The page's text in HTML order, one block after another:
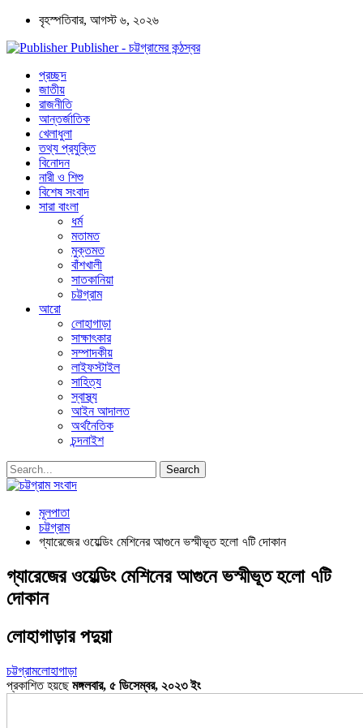
বৃহস্পতিবার, আগস্ট ৬, ২০২৬
Publisher - চট্টগ্রামের কন্ঠস্বর
প্রচ্ছদ
জাতীয়
রাজনীতি
আন্তর্জাতিক
খেলাধুলা
তথ্য প্রযুক্তি
বিনোদন
নারী ও শিশু
বিশেষ সংবাদ
সারা বাংলা
ধর্ম
মতামত
মুক্তমত
বাঁশখালী
সাতকানিয়া
চট্টগ্রাম
আরো
লোহাগাড়া
সাক্ষাৎকার
সম্পাদকীয়
লাইফস্টাইল
সাহিত্য
স্বাস্থ্য
আইন আদালত
অর্থনৈতিক
চন্দনাইশ
মূলপাতা
চট্টগ্রাম
গ্যারেজের ওয়েল্ডিং মেশিনের আগুনে ভস্মীভূত হলো ৭টি দোকান
গ্যারেজের ওয়েল্ডিং মেশিনের আগুনে ভস্মীভূত হলো ৭টি
দোকান
লোহাগাড়ার পদুয়া
চট্টগ্রামলোহাগাড়া
প্রকাশিত হয়ছেমঙ্গলবার, ৫ ডিসেম্বর, ২০২৩ ইং